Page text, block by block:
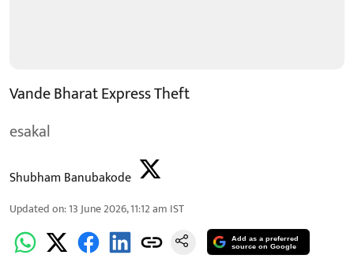
Vande Bharat Express Theft
esakal
Shubham Banubakode
Updated on:13 June 2026, 11:12 am IST
Add as a preferred
source on Google